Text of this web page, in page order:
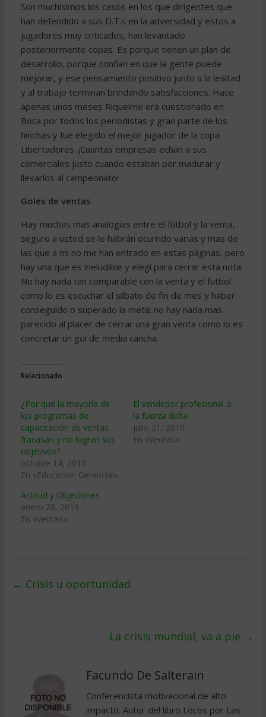
Son muchísimos los casos en los que dirigentes que
han defendido a sus D.T.s en la adversidad y estos a
jugadores muy criticados, han levantado
posteriormente copas. Es porque tienen un plan de
desarrollo, porque confían en que la gente puede
mejorar, y ese pensamiento positivo junto a la lealtad
y al trabajo terminan brindando satisfacciones. Hace
apenas unos meses Riquelme era cuestionado en
Boca por todos los periodistas y gran parte de los
hinchas y fue elegido el mejor jugador de la copa
Libertadores. ¡Cuantas empresas echan a sus
comerciales justo cuando estaban por madurar y
llevarlos al campeonato!
Goles de ventas
Hay muchas mas analogías entre el fútbol y la venta,
seguro a usted se le habrán ocurrido varias y mas de
las que a mi no me han entrado en estas páginas, pero
hay una que es ineludible y elegí para cerrar esta nota:
No hay nada tan comparable con la venta y el futbol
como lo es escuchar el silbato de fin de mes y haber
conseguido o superado la meta; no hay nada mas
parecido al placer de cerrar una gran venta como lo es
concretar un gol de media cancha.
Relacionado
¿Por qué la mayoría de
los programas de
capacitación de ventas
fracasan y no logran sus
objetivos?
octubre 14, 2010
En «Educacion Gerencial»
El vendedor profesional o
la fuerza delta
julio 21, 2010
En «Ventas»
Actitud y Objeciones
enero 28, 2019
En «Ventas»
← Crisis u oportunidad
La crisis mundial, va a pie →
Facundo De Salterain
Conferencista motivacional de alto
impacto. Autor del libro Locos por Las